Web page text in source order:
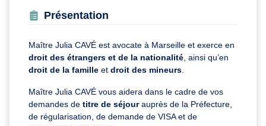
Présentation
Maître Julia CAVÉ est avocate à Marseille et exerce en
droit des étrangers et de la nationalité , ainsi qu’en
droit de la famille et droit des mineurs
Maître Julia CAVÉ vous aidera dans le cadre de vos
demandes de titre de séjourauprès de la Préfecture,
de régularisation, de demande de VISA et de